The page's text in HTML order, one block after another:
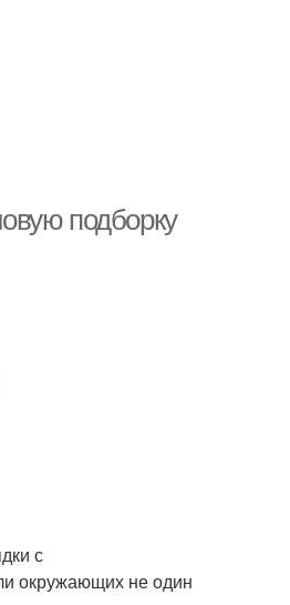
подборку
с
окружающих не один